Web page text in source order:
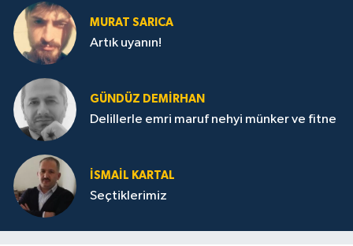
MURAT SARICA
Artık uyanın!
GÜNDÜZ DEMIRHAN
Delillerle emri maruf nehyi münker ve fitne
İSMAIL KARTAL
Seçtiklerimiz